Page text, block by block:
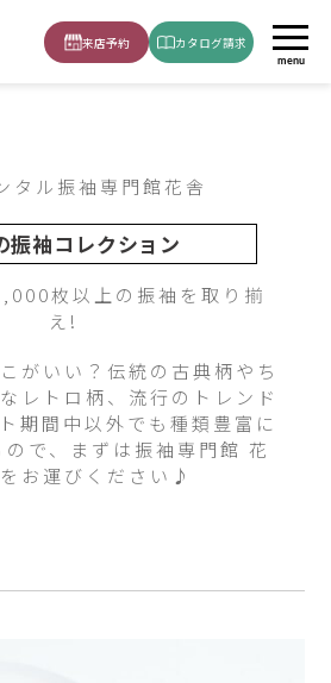
来店予約 カタログ請求
menu
タル振袖専門館花舎
振袖コレクション
枚以上の振袖を取り揃
え!
がいい？伝統の古典柄やち
レトロ柄、流行のトレンド
期間中以外でも種類豊富に
で、まずは振袖専門館 花
お運びください♪